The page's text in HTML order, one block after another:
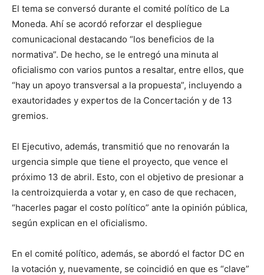
El tema se conversó durante el comité político de La
Moneda. Ahí se acordó reforzar el despliegue
comunicacional destacando “los beneficios de la
normativa”. De hecho, se le entregó una minuta al
oficialismo con varios puntos a resaltar, entre ellos, que
“hay un apoyo transversal a la propuesta”, incluyendo a
exautoridades y expertos de la Concertación y de 13
gremios.
El Ejecutivo, además, transmitió que no renovarán la
urgencia simple que tiene el proyecto, que vence el
próximo 13 de abril. Esto, con el objetivo de presionar a
la centroizquierda a votar y, en caso de que rechacen,
“hacerles pagar el costo político” ante la opinión pública,
según explican en el oficialismo.
En el comité político, además, se abordó el factor DC en
la votación y, nuevamente, se coincidió en que es “clave”